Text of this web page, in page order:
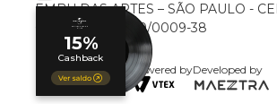
EMBU DAS ARTES – SÃO PAULO -
CNPJ: 00.952.789/0009-38
Powered byDeveloped by